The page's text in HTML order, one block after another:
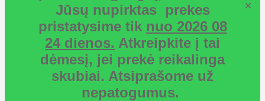
Jūsų nupirktas prekes
pristatysime tik nuo 2026 08
24 dienos. Atkreipkite į tai
dėmesį, jei prekė reikalinga
skubiai. Atsiprašome už
nepatogumus.
×